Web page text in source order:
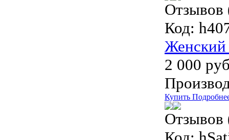
Отзывов
Код:
Женский
2 000
Купить
Отзывов